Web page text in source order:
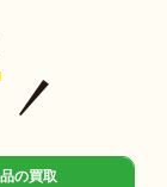
の買取